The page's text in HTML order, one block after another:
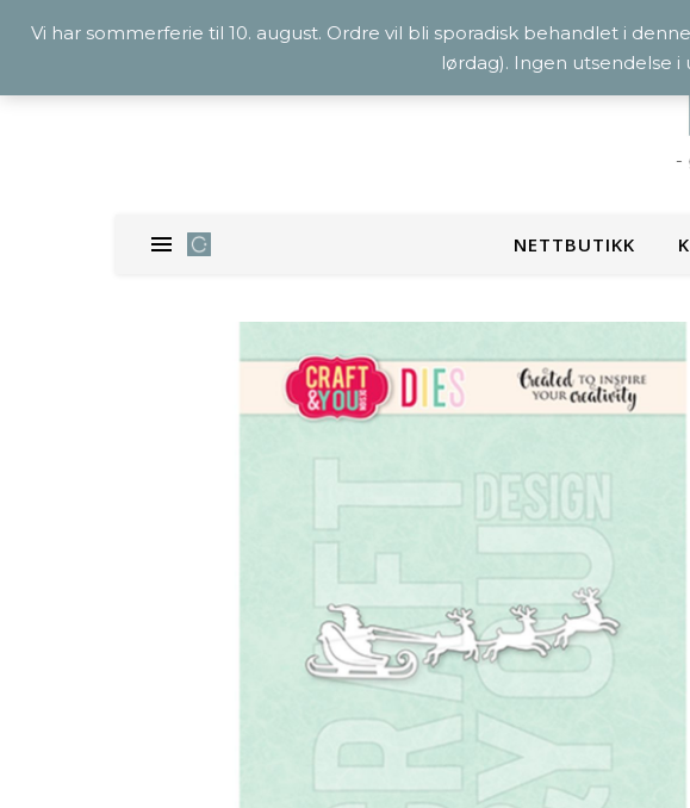
NETTBUTIKK
Vi har sommerferie til 10. august. Ordre vil bli sporadisk behandlet i
lørdag). Ingen utsendelse i